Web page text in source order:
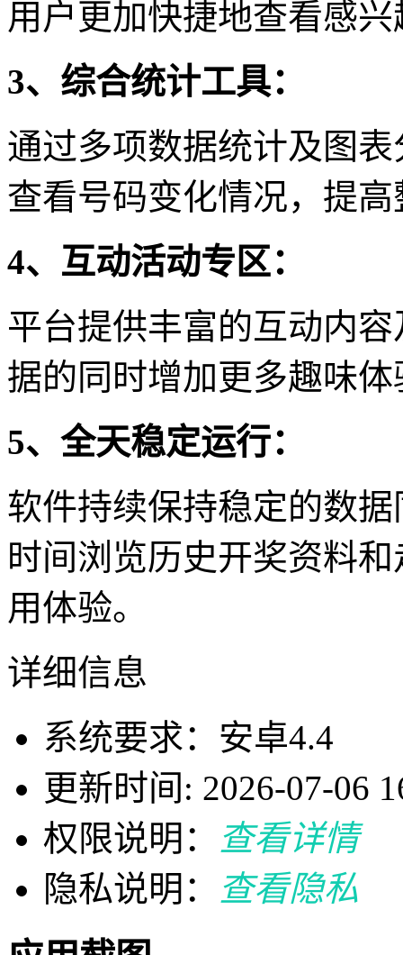
用户更加快捷地查看感
3、综合统计工具：
通过多项数据统计及图
查看号码变化情况，提
4、互动活动专区：
平台提供丰富的互动内
据的同时增加更多趣味
5、全天稳定运行：
软件持续保持稳定的数
时间浏览历史开奖资料
用体验。
详细信息
系统要求：安卓4.4
更新时间: 2026-07-06
权限说明：
查看详情
隐私说明：
查看隐私